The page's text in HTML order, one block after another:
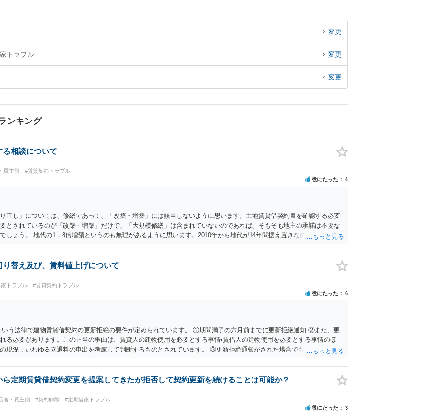
変更
トラブル 変更
変更
ンキング
る相談について
買主側 #賃貸契約トラブル
役にたった 4
直し」については、修繕であって、「改築・増築」には該当しないように思います。土地賃貸借契約書を確認する必要
とされているのが「改築・増築」だけで、「大規模修繕」は含まれていないのであれば、そもそも地主の承諾は不要な
しょう。 地代の1．8倍増額というのも無理があるように思います。2010年から地代が14年間据え置きなのであれば、増
停が成立しなければ、地代増額の裁判を起こして、裁判所選任の不動産鑑定士による鑑定などを実施して増額が相当と
そう簡単ではありません。 土地賃貸借から家屋の賃貸借に転換するなどということには全く応じる必要がありません。
借地権を奪おうということでしょう。 一度面談の上で正式に弁護士にご相談されることをお勧めいたします。
替え及び、賃料値上げについて
トラブル #賃貸契約トラブル
役にたった 6
う法律で建物賃貸借契約の更新拒絶の要件が定められています。 ①期間満了の六月前までに更新拒絶通知 ②また、更
る必要があります。この正当の事由は、賃貸人の建物使用を必要とする事情•賃借人の建物使用を必要とする事情のほ
現況，いわゆる立退料の申出を考慮して判断するものとされています。 ③更新拒絶通知がされた場合でも、賃貸借期間
場合、大家側（賃貸人側）が、更新の予定されている普通賃貸借契約から更新のない定期借家契約に一方的に切り替え
がない場合でも、賃借人側の同意があれば、定期借家契約への切り替えも可能です。そのため、仲介会社側は、何と
付けようとしているものと思われます。 （建物賃貸借契約の更新等） 第二十六条 建物の賃貸借について期間の定めが
一年前から六月前までの間に相手方に対して更新をしない旨の通知又は条件を変更しなければ更新をしない旨の通知を
件で契約を更新したものとみなす。ただし、その期間は、定めがないものとする。 ２ 前項の通知をした場合であって
定期賃貸借契約変更を提案してきたが拒否して契約更新を続けることは可能か？
者・買主側 #契約解除 #定期借家トラブル
役にたった 3